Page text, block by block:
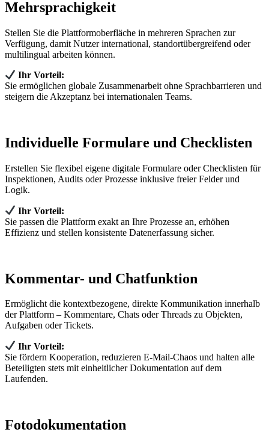
Mehrsprachigkeit
Stellen Sie die Plattformoberfläche in mehreren Sprachen zur
Verfügung, damit Nutzer international, standortübergreifend oder
multilingual arbeiten können.
Ihr Vorteil:
Sie ermöglichen globale Zusammenarbeit ohne Sprachbarrieren und
steigern die Akzeptanz bei internationalen Teams.
Individuelle Formulare und Checklisten
Erstellen Sie flexibel eigene digitale Formulare oder Checklisten für
Inspektionen, Audits oder Prozesse inklusive freier Felder und
Logik.
Ihr Vorteil:
Sie passen die Plattform exakt an Ihre Prozesse an, erhöhen
Effizienz und stellen konsistente Datenerfassung sicher.
Kommentar- und Chatfunktion
Ermöglicht die kontextbezogene, direkte Kommunikation innerhalb
der Plattform – Kommentare, Chats oder Threads zu Objekten,
Aufgaben oder Tickets.
Ihr Vorteil:
Sie fördern Kooperation, reduzieren E‑Mail‑Chaos und halten alle
Beteiligten stets mit einheitlicher Dokumentation auf dem
Laufenden.
Fotodokumentation